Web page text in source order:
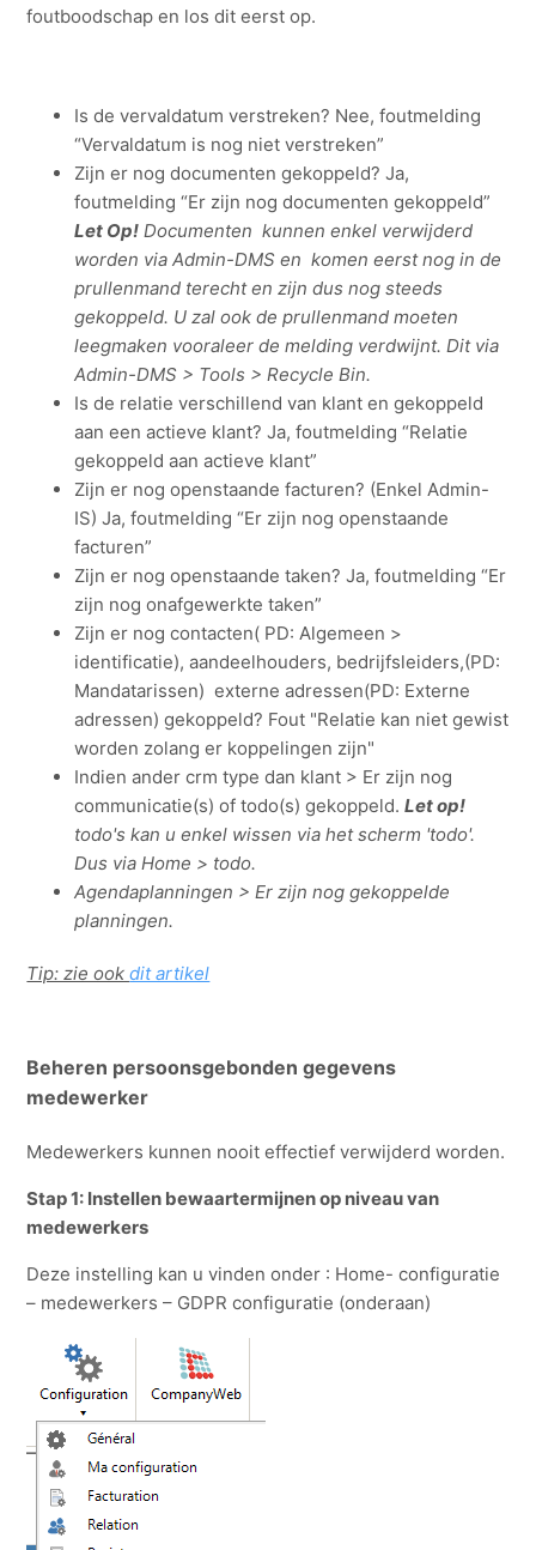
foutboodschap en los dit eerst op.
Is de vervaldatum verstreken? Nee, foutmelding
“Vervaldatum is nog niet verstreken”
Zijn er nog documenten gekoppeld? Ja,
foutmelding “Er zijn nog documenten gekoppeld”
Let Op! Documenten kunnen enkel verwijderd
worden via Admin-DMS en komen eerst nog in de
prullenmand terecht en zijn dus nog steeds
gekoppeld. U zal ook de prullenmand moeten
leegmaken vooraleer de melding verdwijnt. Dit via
Admin-DMS > Tools > Recycle Bin.
Is de relatie verschillend van klant en gekoppeld
aan een actieve klant? Ja, foutmelding “Relatie
gekoppeld aan actieve klant”
Zijn er nog openstaande facturen? (Enkel Admin-
IS) Ja, foutmelding “Er zijn nog openstaande
facturen”
Zijn er nog openstaande taken? Ja, foutmelding “Er
zijn nog onafgewerkte taken”
Zijn er nog contacten( PD: Algemeen >
identificatie), aandeelhouders, bedrijfsleiders,(PD:
Mandatarissen) externe adressen(PD: Externe
adressen) gekoppeld? Fout "Relatie kan niet gewist
worden zolang er koppelingen zijn"
Indien ander crm type dan klant > Er zijn nog
communicatie(s) of todo(s) gekoppeld.Let op!
todo's kan u enkel wissen via het scherm 'todo'.
Dus via Home > todo.
Agendaplanningen > Er zijn nog gekoppelde
planningen.
Tip: zie ookdit artikel
Beheren persoonsgebonden gegevens
medewerker
Medewerkers kunnen nooit effectief verwijderd worden.
Stap 1: Instellen bewaartermijnen op niveau van
medewerkers
Deze instelling kan u vinden onder : Home- configuratie
– medewerkers – GDPR configuratie (onderaan)